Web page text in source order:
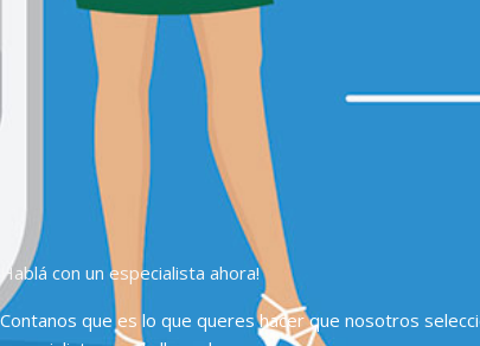
Hablá con un especialista ahora!
Contanos que es lo que queres hacer que nosotros